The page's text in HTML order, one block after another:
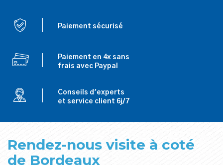
Paiement sécurisé
Paiement en 4x sans
frais avec Paypal
Conseils d'experts
et service client 6j/7
Rendez-nous visite à coté
de Bordeaux